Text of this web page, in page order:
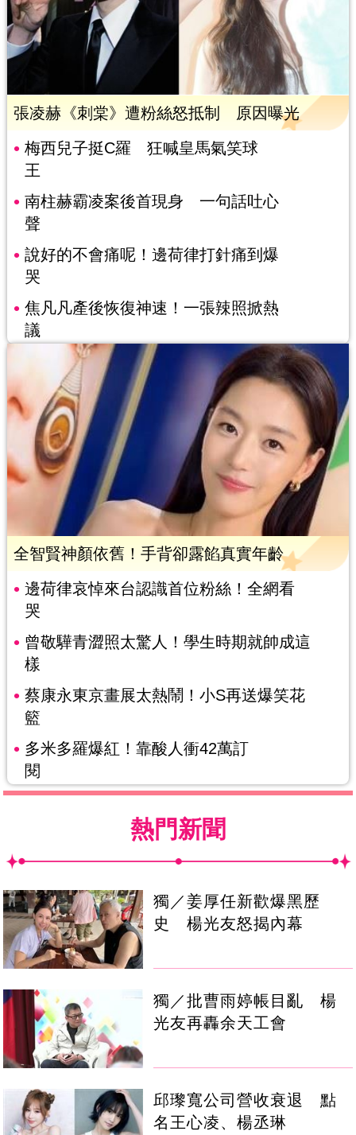
張凌赫《刺棠》遭粉絲怒抵制 原因曝光
梅西兒子挺C羅 狂喊皇馬氣笑球
王
南柱赫霸凌案後首現身 一句話吐心
聲
說好的不會痛呢！邊荷律打針痛到爆
哭
焦凡凡產後恢復神速！一張辣照掀熱
議
全智賢神顏依舊！手背卻露餡真實年齡
邊荷律哀悼來台認識首位粉絲！全網看
哭
曾敬驊青澀照太驚人！學生時期就帥成這
樣
蔡康永東京畫展太熱鬧！小S再送爆笑花
籃
多米多羅爆紅！靠酸人衝42萬訂
閱
熱門新聞
獨／姜厚任新歡爆黑歷
史 楊光友怒揭內幕
獨／批曹雨婷帳目亂 楊
光友再轟余天工會
邱瓈寬公司營收衰退 點
名王心凌、楊丞琳